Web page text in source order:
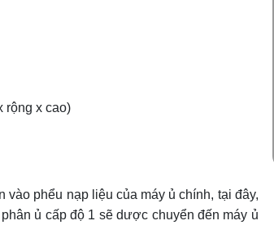
x cao)
phểu nạp liệu của máy ủ chính, tại đây,
ủ cấp độ 1 sẽ dược chuyển đến máy ủ